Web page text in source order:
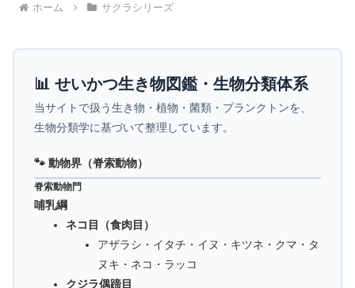
ホーム サクラシリーズ
📊 せいかつ生き物図鑑・生物分類体系
当サイトで扱う生き物・植物・菌類・プランクトンを、
生物分類学に基づいて整理しています。
🐾 動物界（脊索動物）
脊索動物門
哺乳綱
ネコ目（食肉目）
アザラシ・イタチ・イヌ・キツネ・クマ・タ
ヌキ・ネコ・ラッコ
クジラ偶蹄目